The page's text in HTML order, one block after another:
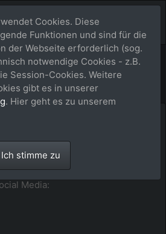
Shop findest du alles
Media:
Cookies. Diese
Funktionen und sind für die
der Webseite erforderlich (sog.
notwendige Cookies - z.B.
Session-Cookies. Weitere
gibt es in unserer
. Hier geht es zu unserem
Ich stimme zu